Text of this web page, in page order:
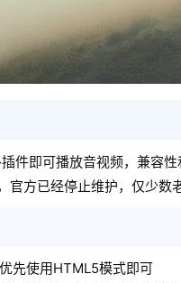
件即可播放音视频，兼容
方已经停止维护，仅少数
先使用HTML5模式即可